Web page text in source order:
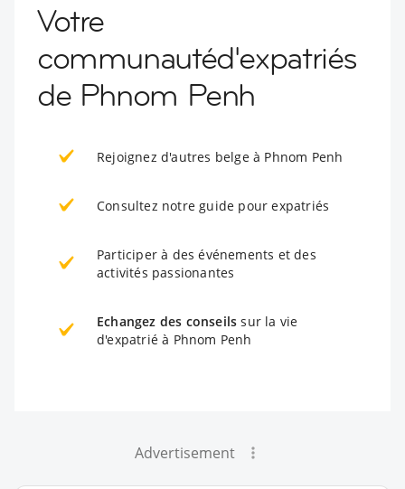
Votre
communautéd'expatriés
de Phnom Penh
Rejoignez d'autres belge à Phnom Penh
Consultez notre guide pour expatriés
Participer à des événements et des
activités passionantes
Echangez des conseils sur la vie
d'expatrié à Phnom Penh
Advertisement